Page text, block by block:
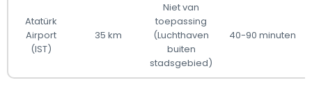
Atatürk
Airport
(IST)
35 km
Niet van
toepassing
(Luchthaven
buiten
stadsgebied)
40-90 minuten